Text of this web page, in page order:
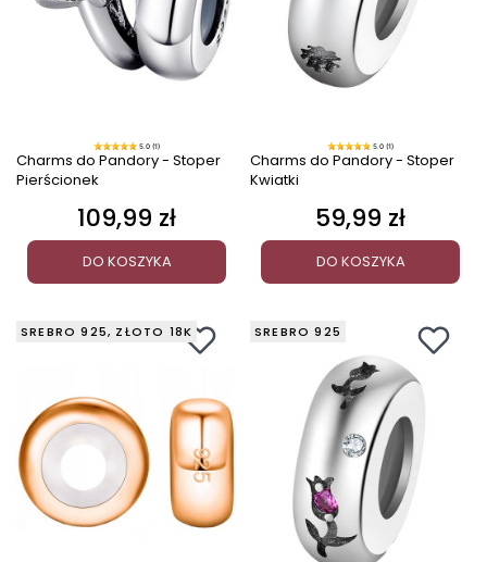
5.0 (1)
Charms do Pandory - Stoper
Pierścionek
Cena
109,99 zł
DO KOSZYKA
5.0 (1)
Charms do Pandory - Stoper
Kwiatki
Cena
59,99 zł
DO KOSZYKA
SREBRO 925, ZŁOTO 18K SREBRO 925